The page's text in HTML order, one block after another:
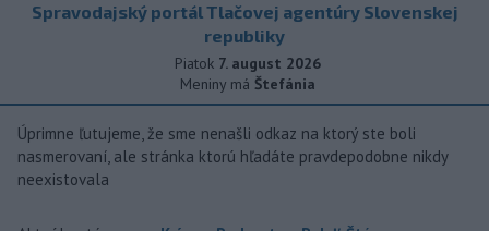
Spravodajský portál Tlačovej agentúry Slovenskej
republiky
Piatok 7. august 2026
Meniny má Štefánia
Úprimne ľutujeme, že sme nenašli odkaz na ktorý ste boli
nasmerovaní, ale stránka ktorú hľadáte pravdepodobne nikdy
neexistovala